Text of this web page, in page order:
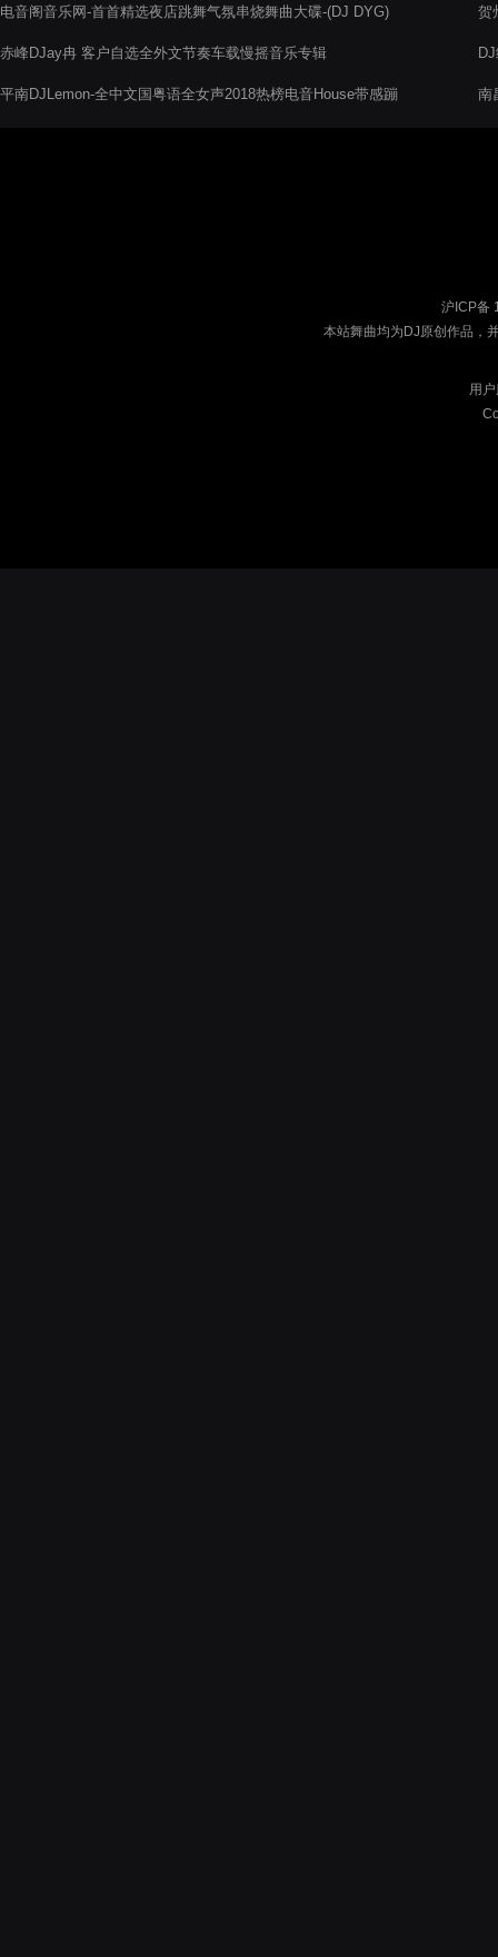
电音阁音乐网-首首精选夜店跳舞气氛串烧舞曲大碟-(DJ DYG)
赤峰DJay冉 客户自选全外文节奏车载慢摇音乐专辑
平南DJLemon-全中文国粤语全女声2018热榜电音House带感蹦
贺
南
沪ICP备
本站舞曲均为DJ原创作品，
用